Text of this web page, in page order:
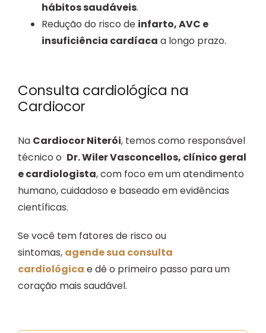
hábitos saudáveis.
Redução do risco de infarto, AVC e
insuficiência cardíaca a longo prazo.
Consulta cardiológica na
Cardiocor
Na Cardiocor Niterói, temos como responsável
técnico o Dr. Wiler Vasconcellos, clínico geral
e cardiologista, com foco em um atendimento
humano, cuidadoso e baseado em evidências
científicas.
Se você tem fatores de risco ou
sintomas, agende sua consulta
cardiológica e dê o primeiro passo para um
coração mais saudável.